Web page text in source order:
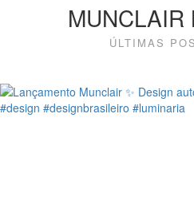
MUNCLAIR
ÚLTIMAS